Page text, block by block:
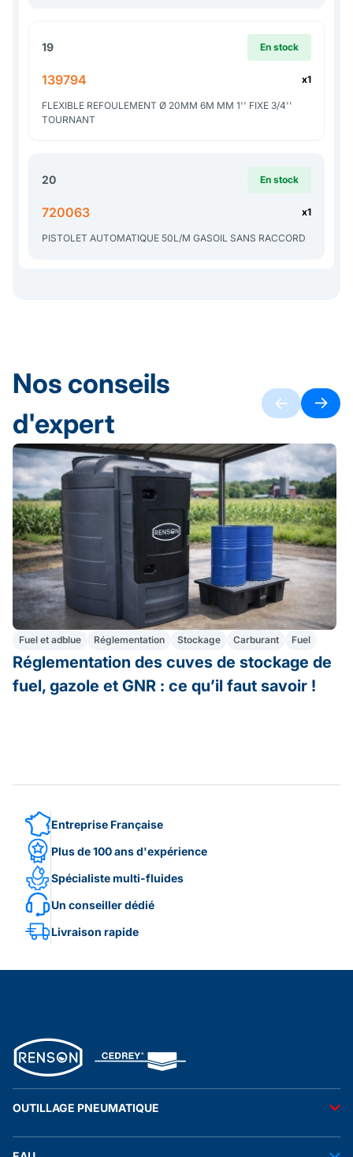
19 En stock
139794 x1
FLEXIBLE REFOULEMENT Ø 20MM 6M MM 1'' FIXE 3/4''
TOURNANT
20 En stock
720063 x1
PISTOLET AUTOMATIQUE 50L/M GASOIL SANS RACCORD
Nos conseils
d'expert
Fuel et adblue Réglementation Stockage Carburant Fuel
Réglementation des cuves de stockage de
fuel, gazole et GNR : ce qu’il faut savoir !
Entreprise Française
Plus de 100 ans d'expérience
Spécialiste multi-fluides
Un conseiller dédié
Livraison rapide
OUTILLAGE PNEUMATIQUE